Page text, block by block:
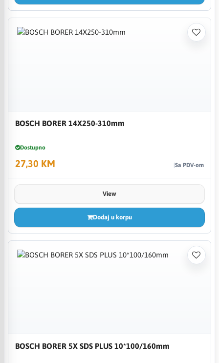
BOSCH BORER 14X250-310mm
Dostupno
27,30 KM Sa PDV-om
View
Dodaj u korpu
BOSCH BORER 5X SDS PLUS 10*100/160mm